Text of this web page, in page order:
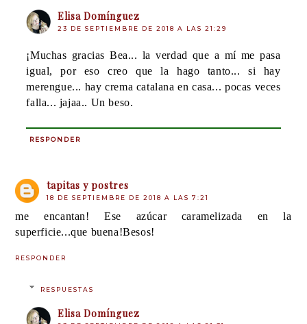
Elisa Domínguez
23 DE SEPTIEMBRE DE 2018 A LAS 21:29
¡Muchas gracias Bea... la verdad que a mí me pasa
igual, por eso creo que la hago tanto... si hay
merengue... hay crema catalana en casa... pocas veces
falla... jajaa.. Un beso.
RESPONDER
tapitas y postres
18 DE SEPTIEMBRE DE 2018 A LAS 7:21
me encantan! Ese azúcar caramelizada en la
superficie...que buena!Besos!
RESPONDER
RESPUESTAS
Elisa Domínguez